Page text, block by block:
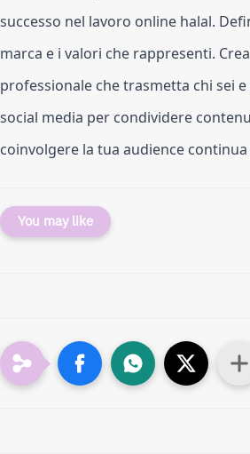
successo nel lavoro online halal.
marca e i valori che rappresenti.
professionale che trasmetta chi sei
social media per condividere
coinvolgere la tua audience
You may like